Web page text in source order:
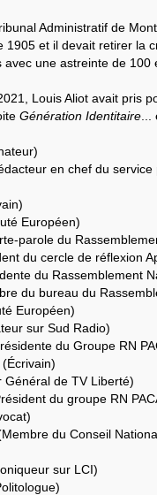
Administratif de
1905 et il devait retirer la
une astreinte de 100
Louis Aliot avait pris
Génération Identitaire
en chef du service
Européen)
parole du
du cercle de réflexion
du Rassemblement
du bureau du
Européen)
sur Sud Radio)
du Groupe RN
Général de TV Liberté)
du groupe RN
du Conseil
sur LCI)